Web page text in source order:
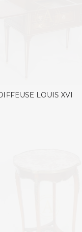
LOUIS XVI